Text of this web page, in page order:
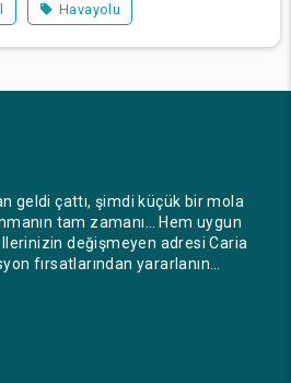
Havayolu
geldi çattı, şimdi küçük bir mola
tam zamanı… Hem uygun
değişmeyen adresi Caria
fırsatlarından yararlanın…